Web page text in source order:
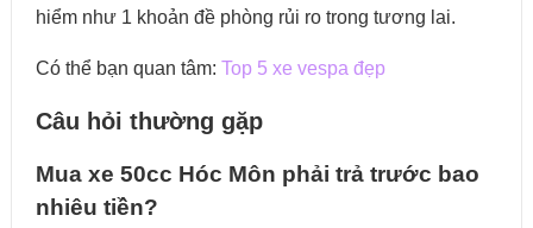
hiểm như 1 khoản đề phòng rủi ro trong tương lai.
Có thể bạn quan tâm: Top 5 xe vespa đẹp
Câu hỏi thường gặp
Mua xe 50cc Hóc Môn phải trả trước bao
nhiêu tiền?